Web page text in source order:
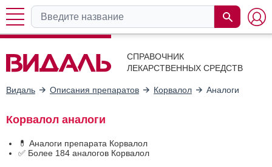
СПРАВОЧНИК
ЛЕКАРСТВЕННЫХ СРЕДСТВ
Видаль Описания препаратов Корвалол Аналоги
Корвалол аналоги
💊 Аналоги препарата Корвалол
✅ Более 184 аналогов Корвалол